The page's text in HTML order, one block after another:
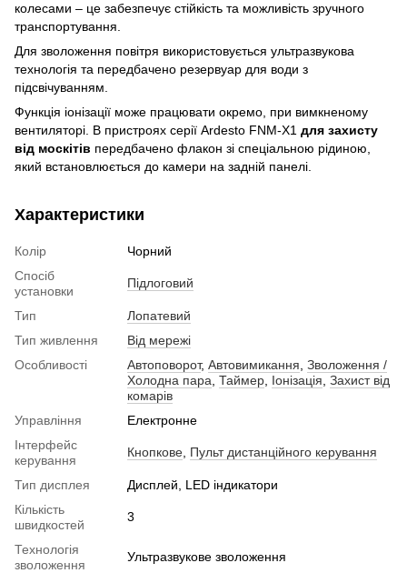
колесами – це забезпечує стійкість та можливість зручного
транспортування.
Для зволоження повітря використовується ультразвукова
технологія та передбачено резервуар для води з
підсвічуванням.
Функція іонізації може працювати окремо, при вимкненому
вентиляторі. В пристроях серії Ardesto FNM-X1 для захисту
від москітів передбачено флакон зі спеціальною рідиною,
який встановлюється до камери на задній панелі.
Характеристики
Колір
Чорний
Спосіб
установки
Підлоговий
Тип
Лопатевий
Тип живлення
Від мережі
Особливості
Автоповорот, Автовимикання Зволоження /
Холодна пара Таймер Іонізація Захист від
комарів
Управління
Електронне
Інтерфейс
керування
Кнопкове Пульт дистанційного керування
Тип дисплея
Дисплей, LED індикатори
Кількість
швидкостей
3
Технологія
зволоження
Ультразвукове зволоження